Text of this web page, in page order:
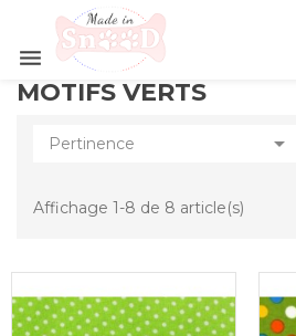

MOTIFS VERTS
Pertinence 
Affichage 1-8 de 8 article(s)